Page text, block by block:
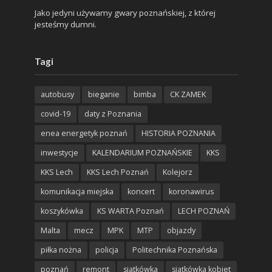
Jako jedyni używamy gwary poznańskiej, z której
jesteśmy dumni.
Tagi
autobusy bieganie bimba
CK ZAMEK
covid-19
daty z Poznania
enea energetyk poznań
HISTORIA POZNANIA
inwestycje
KALENDARIUM POZNAŃSKIE
KKS
KKS Lech
KKS Lech Poznań
Kolejorz
komunikacja miejska
koncert
koronawirus
koszykówka
KS WARTA Poznań
LECH POZNAŃ
Malta
mecz MPK MTP
objazdy
piłka nożna
policja
Politechnika Poznańska
poznań
remont siatkówka siatkówka kobiet